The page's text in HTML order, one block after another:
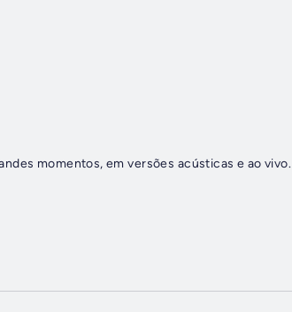
momentos, em versões acústicas e ao vivo.